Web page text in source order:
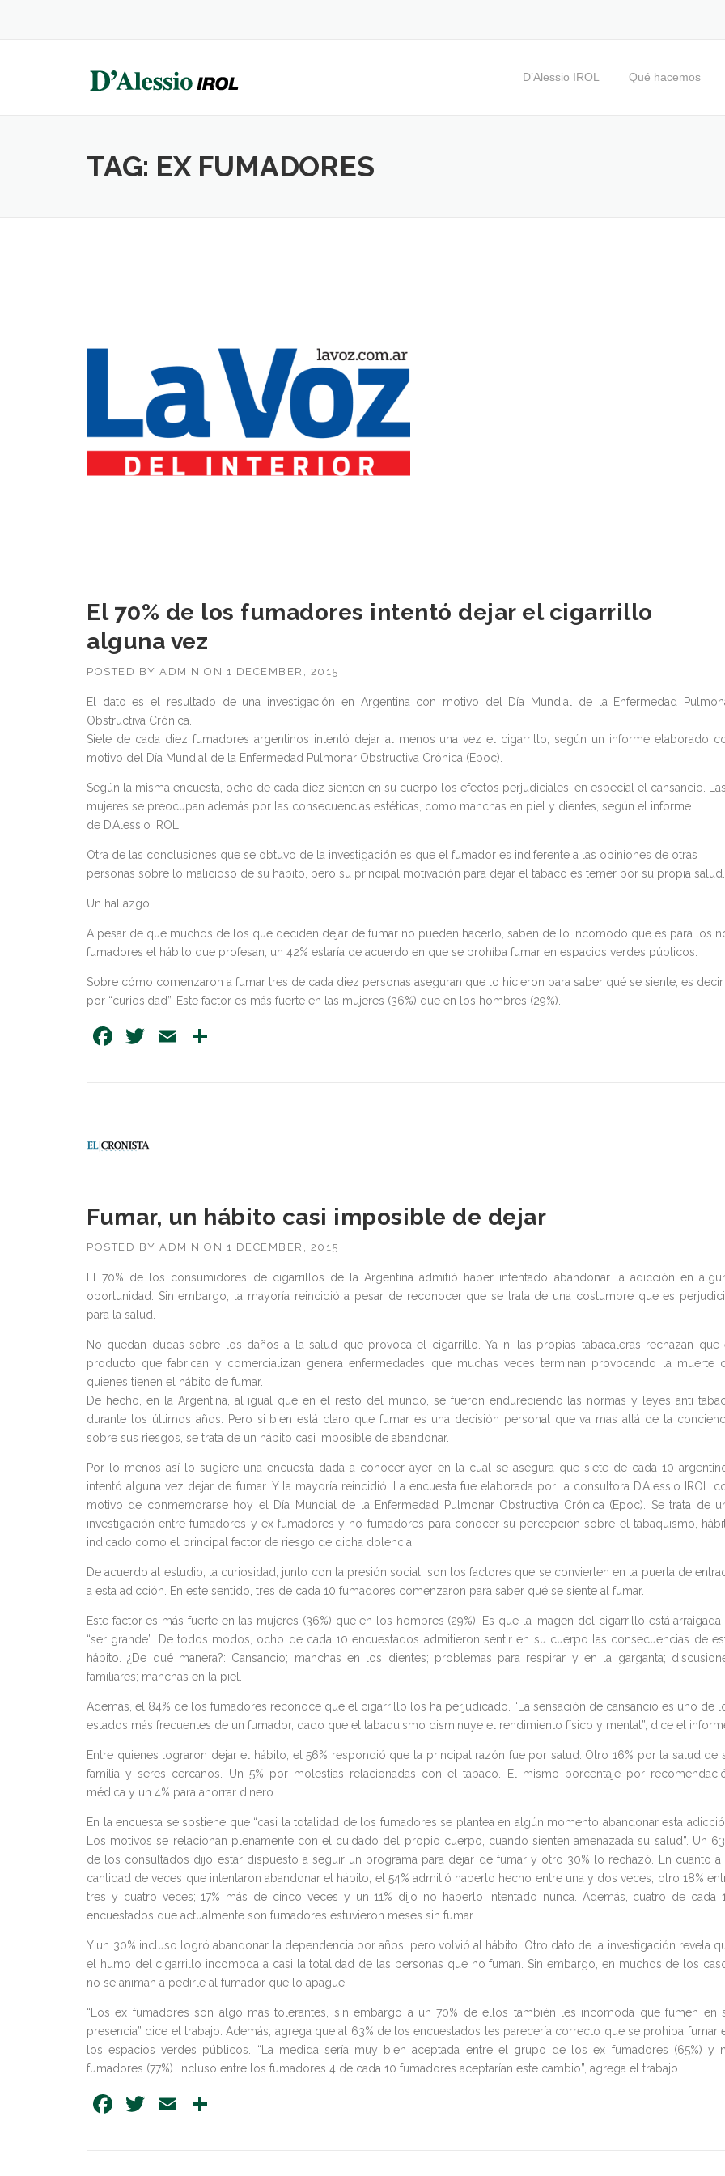
D’Alessio IROL Qué hacemos
TAG: EX FUMADORES
El 70% de los fumadores intentó dejar el cigarrillo
alguna vez
POSTED BY ADMIN ON 1 DECEMBER, 2015
El dato es el resultado de una investigación en Argentina con motivo del Día Mundial de la Enfermedad
Obstructiva Crónica.
Siete de cada diez fumadores argentinos intentó dejar al menos una vez el cigarrillo, según un informe elaborado
motivo del Día Mundial de la Enfermedad Pulmonar Obstructiva Crónica (Epoc).
Según la misma encuesta, ocho de cada diez sienten en su cuerpo los efectos perjudiciales, en especial el cansancio. Las
mujeres se preocupan además por las consecuencias estéticas, como manchas en piel y dientes, según el informe
de D’Alessio IROL.
Otra de las conclusiones que se obtuvo de la investigación es que el fumador es indiferente a las opiniones de otras
personas sobre lo malicioso de su hábito, pero su principal motivación para dejar el tabaco es temer por su propia salud.
Un hallazgo
A pesar de que muchos de los que deciden dejar de fumar no pueden hacerlo, saben de lo incomodo que es para los
fumadores el hábito que profesan, un 42% estaría de acuerdo en que se prohíba fumar en espacios verdes públicos.
Sobre cómo comenzaron a fumar tres de cada diez personas aseguran que lo hicieron para saber qué se siente, es decir
por “curiosidad”. Este factor es más fuerte en las mujeres (36%) que en los hombres (29%).
Facebook
Twitter
Email
Fumar, un hábito casi imposible de dejar
POSTED BY ADMIN ON 1 DECEMBER, 2015
El 70% de los consumidores de cigarrillos de la Argentina admitió haber intentado abandonar la adicción en
oportunidad. Sin embargo, la mayoría reincidió a pesar de reconocer que se trata de una costumbre que es
para la salud.
No quedan dudas sobre los daños a la salud que provoca el cigarrillo. Ya ni las propias tabacaleras rechazan que
producto que fabrican y comercializan genera enfermedades que muchas veces terminan provocando la muerte
quienes tienen el hábito de fumar.
De hecho, en la Argentina, al igual que en el resto del mundo, se fueron endureciendo las normas y leyes anti
durante los últimos años. Pero si bien está claro que fumar es una decisión personal que va mas allá de la
sobre sus riesgos, se trata de un hábito casi imposible de abandonar.
Por lo menos así lo sugiere una encuesta dada a conocer ayer en la cual se asegura que siete de cada 10
intentó alguna vez dejar de fumar. Y la mayoría reincidió. La encuesta fue elaborada por la consultora D’Alessio IROL
motivo de conmemorarse hoy el Día Mundial de la Enfermedad Pulmonar Obstructiva Crónica (Epoc). Se trata de
investigación entre fumadores y ex fumadores y no fumadores para conocer su percepción sobre el tabaquismo,
indicado como el principal factor de riesgo de dicha dolencia.
De acuerdo al estudio, la curiosidad, junto con la presión social, son los factores que se convierten en la puerta de
a esta adicción. En este sentido, tres de cada 10 fumadores comenzaron para saber qué se siente al fumar.
Este factor es más fuerte en las mujeres (36%) que en los hombres (29%). Es que la imagen del cigarrillo está arraigada
“ser grande”. De todos modos, ocho de cada 10 encuestados admitieron sentir en su cuerpo las consecuencias de
hábito. ¿De qué manera?: Cansancio; manchas en los dientes; problemas para respirar y en la garganta;
familiares; manchas en la piel.
Además, el 84% de los fumadores reconoce que el cigarrillo los ha perjudicado. “La sensación de cansancio es uno de
estados más frecuentes de un fumador, dado que el tabaquismo disminuye el rendimiento físico y mental”, dice el
Entre quienes lograron dejar el hábito, el 56% respondió que la principal razón fue por salud. Otro 16% por la salud de
familia y seres cercanos. Un 5% por molestias relacionadas con el tabaco. El mismo porcentaje por
médica y un 4% para ahorrar dinero.
En la encuesta se sostiene que “casi la totalidad de los fumadores se plantea en algún momento abandonar esta
Los motivos se relacionan plenamente con el cuidado del propio cuerpo, cuando sienten amenazada su salud”. Un
de los consultados dijo estar dispuesto a seguir un programa para dejar de fumar y otro 30% lo rechazó. En cuanto a
cantidad de veces que intentaron abandonar el hábito, el 54% admitió haberlo hecho entre una y dos veces; otro 18%
tres y cuatro veces; 17% más de cinco veces y un 11% dijo no haberlo intentado nunca. Además, cuatro de cada
encuestados que actualmente son fumadores estuvieron meses sin fumar.
Y un 30% incluso logró abandonar la dependencia por años, pero volvió al hábito. Otro dato de la investigación revela
el humo del cigarrillo incomoda a casi la totalidad de las personas que no fuman. Sin embargo, en muchos de los
no se animan a pedirle al fumador que lo apague.
“Los ex fumadores son algo más tolerantes, sin embargo a un 70% de ellos también les incomoda que fumen en
presencia” dice el trabajo. Además, agrega que al 63% de los encuestados les parecería correcto que se prohiba fumar
los espacios verdes públicos. “La medida sería muy bien aceptada entre el grupo de los ex fumadores (65%) y
fumadores (77%). Incluso entre los fumadores 4 de cada 10 fumadores aceptarían este cambio”, agrega el trabajo.
Facebook
Twitter
Email